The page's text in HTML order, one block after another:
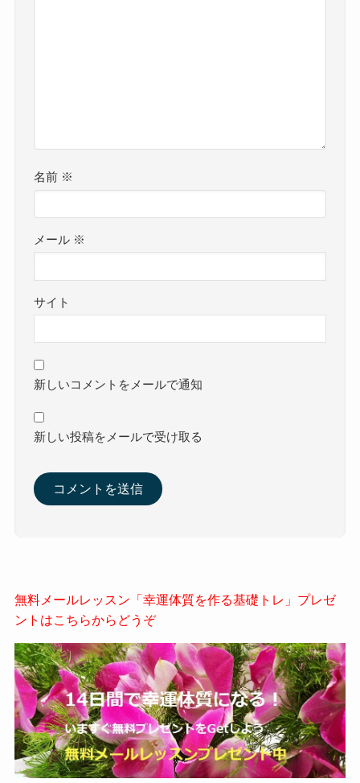
名前 ※
メール ※
サイト
新しいコメントをメールで通知
新しい投稿をメールで受け取る
無料メールレッスン「幸運体質を作る基礎トレ」プレゼ
ントはこちらからどうぞ